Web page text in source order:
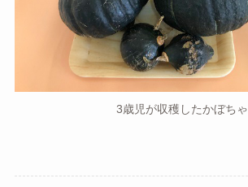
3歳児が収穫したかぼちゃ